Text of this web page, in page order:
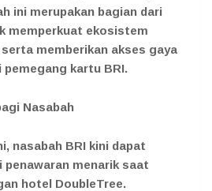
ini merupakan bagian dari
memperkuat ekosistem
memberikan akses gaya
kartu BRI.
Nasabah
nasabah BRI kini dapat
penawaran menarik saat
hotel DoubleTree.